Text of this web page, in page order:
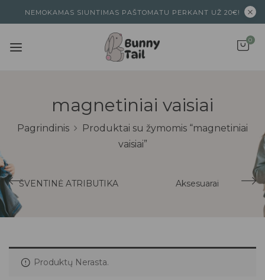
NEMOKAMAS SIUNTIMAS PAŠTOMATU PERKANT UŽ 20€!
0
magnetiniai vaisiai
Pagrindinis
Produktai su žymomis “magnetiniai
vaisiai”
ŠVENTINĖ ATRIBUTIKA Aksesuarai
Produktų Nerasta.